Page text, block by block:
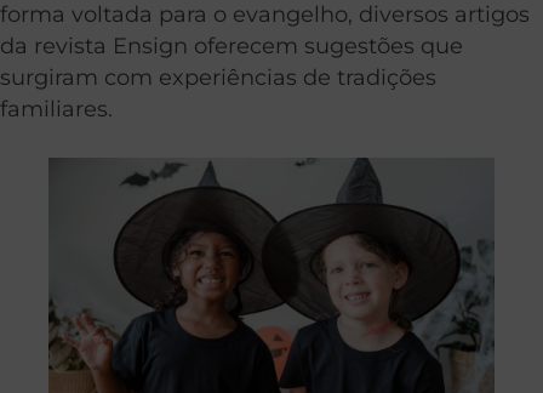
forma voltada para o evangelho, diversos artigos
da revista Ensign oferecem sugestões que
surgiram com experiências de tradições
familiares.